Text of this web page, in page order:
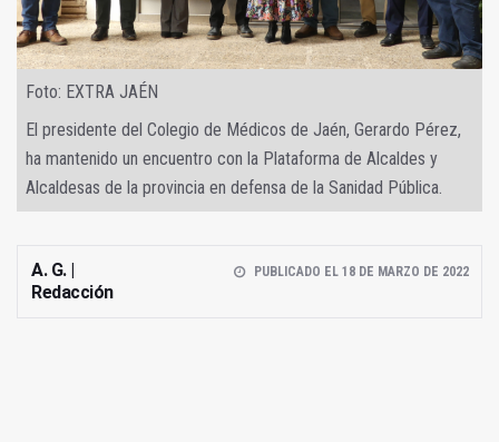
Foto: EXTRA JAÉN
El presidente del Colegio de Médicos de Jaén, Gerardo Pérez,
ha mantenido un encuentro con la Plataforma de Alcaldes y
Alcaldesas de la provincia en defensa de la Sanidad Pública.
A. G. |
Redacción
PUBLICADO EL 18 DE MARZO DE 2022